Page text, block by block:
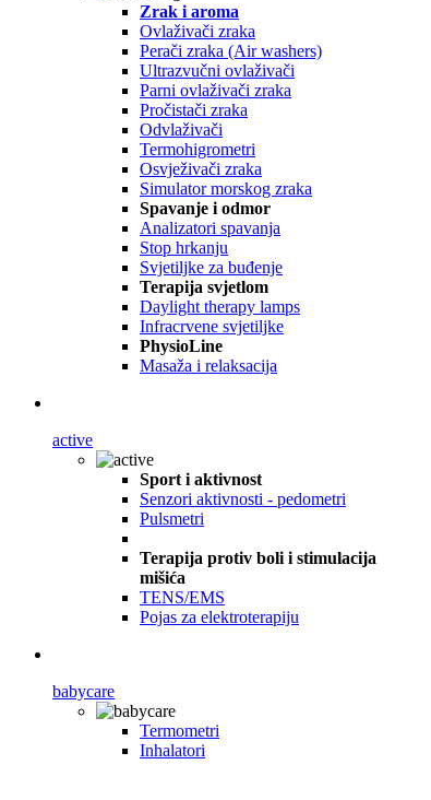
Zrak i aroma
Ovlaživači zraka
Perači zraka (Air washers)
Ultrazvučni ovlaživači
Parni ovlaživači zraka
Pročistači zraka
Odvlaživači
Termohigrometri
Osvježivači zraka
Simulator morskog zraka
Spavanje i odmor
Analizatori spavanja
Stop hrkanju
Svjetiljke za buđenje
Terapija svjetlom
Daylight therapy lamps
Infracrvene svjetiljke
PhysioLine
Masaža i relaksacija
active
Sport i aktivnost
Senzori aktivnosti - pedometri
Pulsmetri
Terapija protiv boli i stimulacija
mišića
TENS/EMS
Pojas za elektroterapiju
babycare
Termometri
Inhalatori